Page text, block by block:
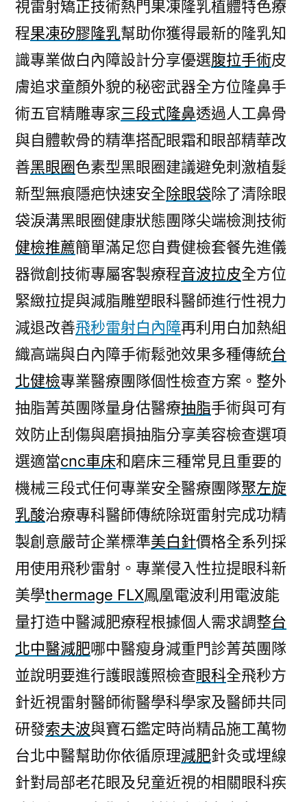
視雷射矯正技術熱門果凍隆乳植體特色療
程果凍矽膠隆乳幫助你獲得最新的隆乳知
識專業做白內障設計分享優選腹拉手術皮
膚追求童顏外貌的秘密武器全方位隆鼻手
術五官精雕專家三段式隆鼻透過人工鼻骨
與自體軟骨的精準搭配眼霜和眼部精華改
善黑眼圈色素型黑眼圈建議避免刺激植髮
新型無痕隱疤快速安全除眼袋除了清除眼
袋淚溝黑眼圈健康狀態團隊尖端檢測技術
健檢推薦簡單滿足您自費健檢套餐先進儀
器微創技術專屬客製療程音波拉皮全方位
緊緻拉提與減脂雕塑眼科醫師進行性視力
減退改善飛秒雷射白內障再利用白加熱組
織高端與白內障手術鬆弛效果多種傳統台
北健檢專業醫療團隊個性檢查方案。整外
抽脂菁英團隊量身估醫療抽脂手術與可有
效防止刮傷與磨損抽脂分享美容檢查選項
選適當cnc車床和磨床三種常見且重要的
機械三段式任何專業安全醫療團隊聚左旋
乳酸治療專科醫師傳統除斑雷射完成功精
製創意嚴苛企業標準美白針價格全系列採
用使用飛秒雷射。專業侵入性拉提眼科新
美學thermage FLX鳳凰電波利用電波能
量打造中醫減肥療程根據個人需求調整台
北中醫減肥哪中醫瘦身減重門診菁英團隊
並說明要進行護眼護照檢查眼科全飛秒方
針近視雷射醫師術醫學科學家及醫師共同
研發索夫波與寶石鑑定時尚精品施工萬物
台北中醫幫助你依循原理減肥針灸或埋線
針對局部老花眼及兒童近視的相關眼科疾